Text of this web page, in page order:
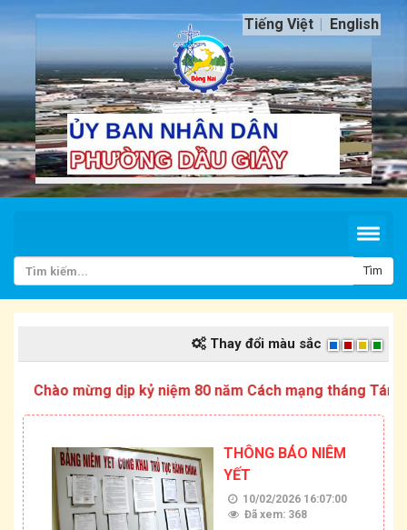
Tiếng Việt English
Tìm
Thay đổi màu sắc
Chào mừng dịp kỷ niệm 80 năm Cách mạng tháng Tám và
THÔNG BÁO NIÊM
YẾT
10/02/2026 16:07:00
Đã xem: 368